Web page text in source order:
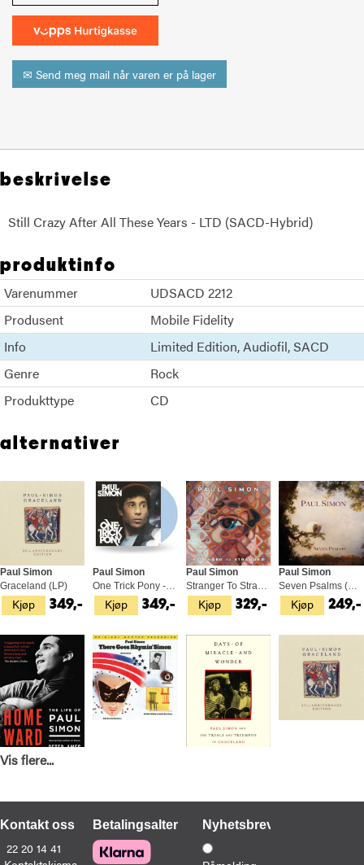
✉ Send meg mail når varen er på lager
beskrivelse
Still Crazy After All These Years - LTD (SACD-Hybrid)
produktinfo
Varenummer
UDSACD 2212
Produsent
Mobile Fidelity
Info
Limited Edition Audiofil SACD
Genre
Rock
Produkttype
CD
alternativer
Kjøp
Paul Simon
Graceland (LP)
349,- Kjøp
Paul Simon
One Trick Pony - LTD (LP)
349,- Kjøp
Paul Simon
Stranger To Stranger (LP)
329,- Kjøp
Paul Simon
Seven Psalms (CD)
249,-
Kjøp Kjøp
(Slippes 11.08.2026)
Kjøp
Vis flere...
Kontakt oss
22 20 14 41
BetalingsalternativerNyhetsbrev